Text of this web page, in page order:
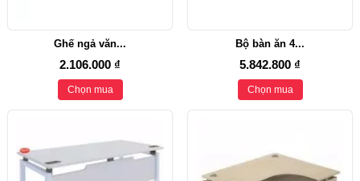
Ghế ngả văn...
2.106.000 ₫
Chọn mua
Bộ bàn ăn 4...
5.842.800 ₫
Chọn mua